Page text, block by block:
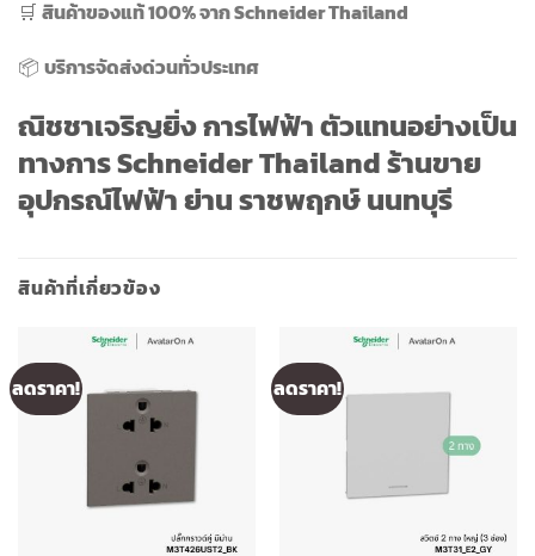
🛒 สินค้าของแท้ 100% จาก Schneider Thailand
📦 บริการจัดส่งด่วนทั่วประเทศ
ณิชชาเจริญยิ่ง การไฟฟ้า ตัวแทนอย่างเป็น
ทางการ Schneider Thailand ร้านขาย
อุปกรณ์ไฟฟ้า ย่าน ราชพฤกษ์ นนทบุรี
สินค้าที่เกี่ยวข้อง
ลดราคา! ลดราคา!